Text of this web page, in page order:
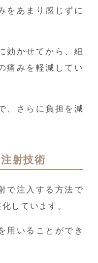
をあまり感じずに
効かせてから、細
痛みを軽減してい
、さらに負担を減
射技術
で注入する方法で
しています。
用いることができ